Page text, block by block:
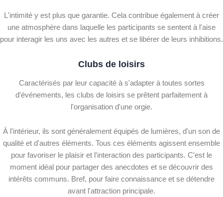
L'intimité y est plus que garantie. Cela contribue également à créer
une atmosphère dans laquelle les participants se sentent à l'aise
pour interagir les uns avec les autres et se libérer de leurs inhibitions.
Clubs de loisirs
Caractérisés par leur capacité à s'adapter à toutes sortes
d'événements, les clubs de loisirs se prêtent parfaitement à
l'organisation d'une orgie.
À l'intérieur, ils sont généralement équipés de lumières, d'un son de
qualité et d'autres éléments. Tous ces éléments agissent ensemble
pour favoriser le plaisir et l'interaction des participants. C'est le
moment idéal pour partager des anecdotes et se découvrir des
intérêts communs. Bref, pour faire connaissance et se détendre
avant l'attraction principale.